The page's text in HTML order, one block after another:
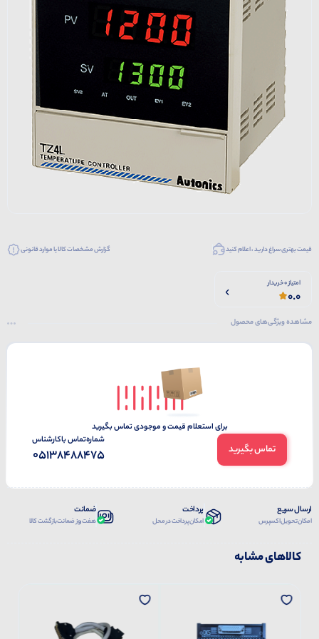
قیمت بهتری سراغ دارید ، اعلام کنید گزارش مشخصات کالا یا موارد قانونی
امتیاز 0 خریدار
0.0
مشاهده ویژگی‌های محصول
برای استعلام قیمت و موجودی تماس بگیرید
تماس بگیرید
شماره‌تماس‌ با‌کارشناس
05138488475
ارسال سریع
امکان تحویل اکسپرس
پرداخت
امکان پرداخت در محل
ضمانت
هفت روز ضمانت بازگشت کالا
کالاهای مشابه